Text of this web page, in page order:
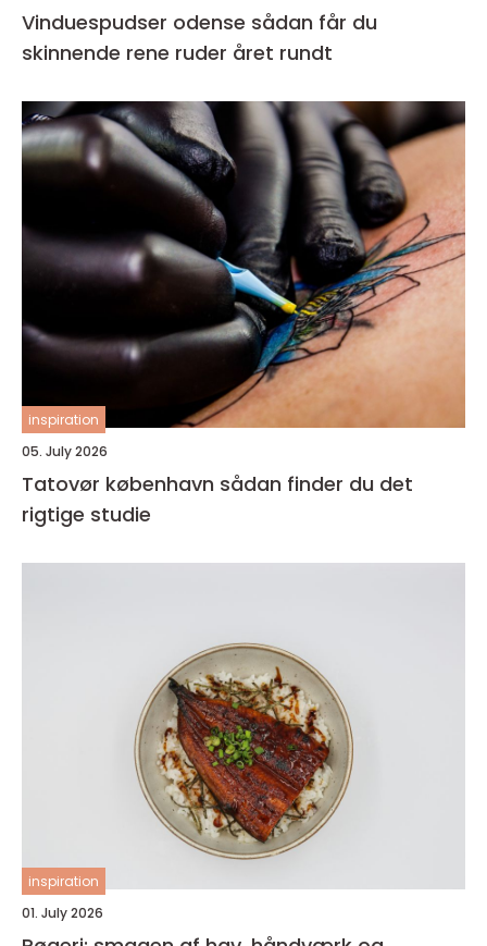
Vinduespudser odense sådan får du
skinnende rene ruder året rundt
inspiration
05. July 2026
Tatovør københavn sådan finder du det
rigtige studie
inspiration
01. July 2026